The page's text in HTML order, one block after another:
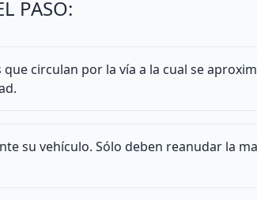
PASO:
circulan por la vía a la cual se
su vehículo. Sólo deben reanudar la